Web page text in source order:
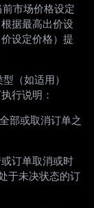
市场价格设定
据最高出价设
设定价格）提
（如适用）
行说明：
部或取消订单之
订单取消或时
于未决状态的订